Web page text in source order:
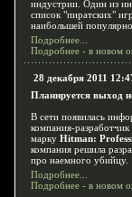
индустрии. Один из
список "пиратских"
наибольшей
Подробнее...
Подробнее - в новом
28 декабря 2011
Планируется выход
В сети появилась
компания-
марку Hitman:
компания решила
про наемного убийцу.
Подробнее...
Подробнее - в новом